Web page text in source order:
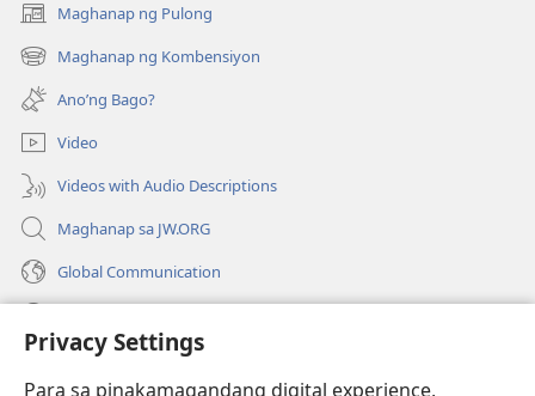
Privacy Settings
Para sa pinakamagandang digital experience,
Maghanap ng Pulong
(may
bubukas
na
bagong
window)
Maghanap ng Kombensiyon
(may
bubukas
na
bagong
window)
Ano’ng Bago?
Video
Videos with Audio Descriptions
Maghanap sa JW.ORG
Global Communication
(may